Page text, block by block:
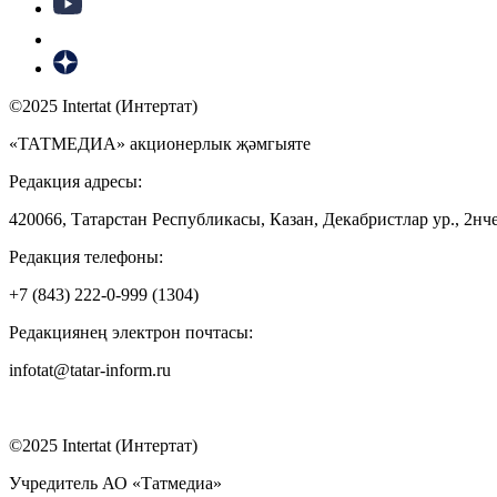
©2025 Intertat (Интертат)
«ТАТМЕДИА» акционерлык җәмгыяте
Редакция адресы:
420066, Татарстан Республикасы, Казан, Декабристлар ур.,
Редакция телефоны:
+7 (843) 222-0-999 (1304)
Редакциянең электрон почтасы:
infotat@tatar-inform.ru
©2025 Intertat (Интертат)
Учредитель АО «Татмедиа»